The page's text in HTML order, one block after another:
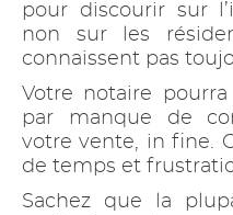
pour discourir sur
non sur les
connaissent pas
Votre notaire
par manque de
votre vente, in fine.
de temps et
Sachez que la